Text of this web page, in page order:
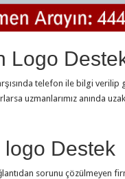
Logo
telefon ile bilgi
uzmanlarımız anında
logo Destek
sorunu çözülmeyen